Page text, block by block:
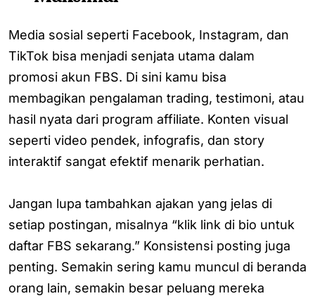
Media sosial seperti Facebook, Instagram, dan
TikTok bisa menjadi senjata utama dalam
promosi akun FBS. Di sini kamu bisa
membagikan pengalaman trading, testimoni, atau
hasil nyata dari program affiliate. Konten visual
seperti video pendek, infografis, dan story
interaktif sangat efektif menarik perhatian.
Jangan lupa tambahkan ajakan yang jelas di
setiap postingan, misalnya “klik link di bio untuk
daftar FBS sekarang.” Konsistensi posting juga
penting. Semakin sering kamu muncul di beranda
orang lain, semakin besar peluang mereka